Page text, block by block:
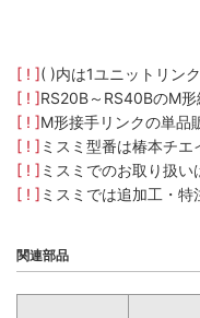
[ ! ]( )内は1ユニットリン
[ ! ]RS20B～RS40BのM
[ ! ]M形接手リンクの単品
[ ! ] ミスミ型番は椿本チエ
[ ! ] ミスミでのお取り扱
[ ! ] ミスミでは追加工・特
関連部品